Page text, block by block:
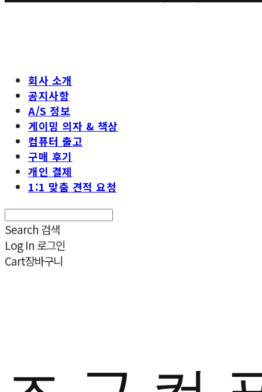
회사 소개
공지사항
A/S 정보
게이밍 의자 & 책상
컴퓨터 출고
구매 후기
개인 결제
1:1 맞춤 견적 요청
Search 검색
Log In 로그인
Cart장바구니